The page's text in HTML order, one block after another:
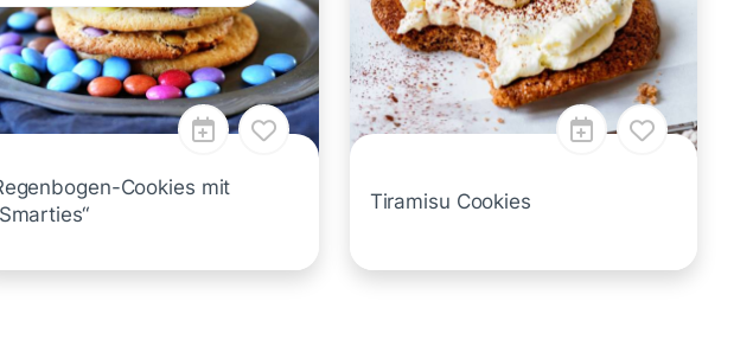
Cookies mit
Tiramisu Cookies